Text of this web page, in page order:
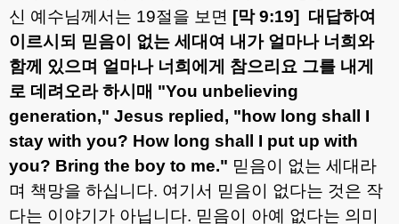
신 예수님께서는 19절을 보면 [막9:19]
대답하여
이르시되 믿음이 없는 세대여 내가 얼마나 너희와
함께 있으며 얼마나 너희에게 참으리요 그를 내게
로 데려오라 하시매 "You unbelieving
generation," Jesus replied, "how long shall I
stay with you? How long shall I put up with
you? Bring the boy to me." 믿음이 없는 세대라
며 책망을 하십니다. 여기서 믿음이 없다는 것은 작
다는 이야기가 아닙니다. 믿음이 아예 없다는 의미